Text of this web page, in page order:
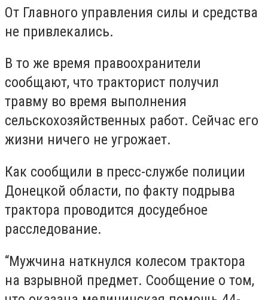
От Главного управления силы и средства
не привлекались.
В то же время правоохранители
сообщают, что тракторист получил
травму во время выполнения
сельскохозяйственных работ. Сейчас его
жизни ничего не угрожает.
Как сообщили в пресс-службе полиции
Донецкой области, по факту подрыва
трактора проводится досудебное
расследование.
“Мужчина наткнулся колесом трактора
на взрывной предмет. Сообщение о том,